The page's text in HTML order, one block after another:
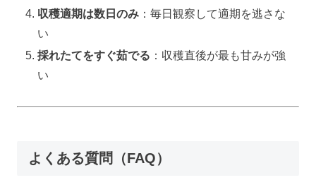
収穫適期は数日のみ ：毎日観察して適期を逃さな
い
採れたてをすぐ茹でる ：収穫直後が最も甘みが強
い
よくある質問（FAQ）